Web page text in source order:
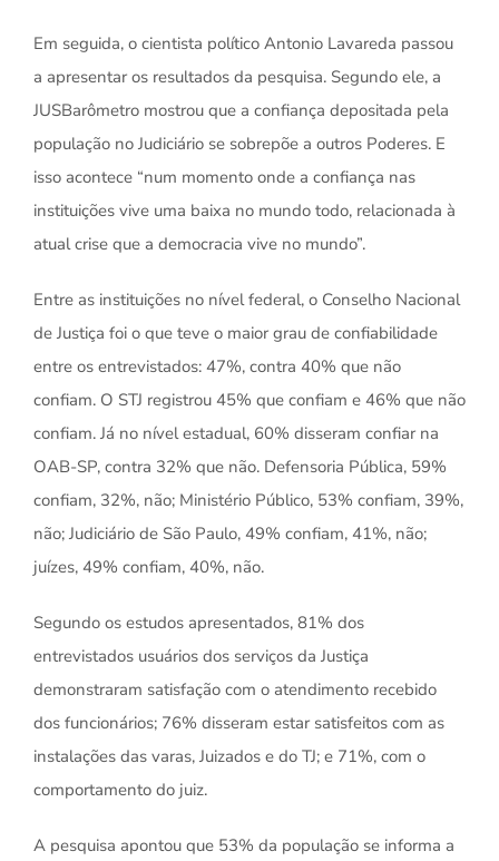
Em seguida, o cientista político Antonio Lavareda passou
a apresentar os resultados da pesquisa. Segundo ele, a
JUSBarômetro mostrou que a confiança depositada pela
população no Judiciário se sobrepõe a outros Poderes. E
isso acontece “num momento onde a confiança nas
instituições vive uma baixa no mundo todo, relacionada à
atual crise que a democracia vive no mundo”.
Entre as instituições no nível federal, o Conselho Nacional
de Justiça foi o que teve o maior grau de confiabilidade
entre os entrevistados: 47%, contra 40% que não
confiam. O STJ registrou 45% que confiam e 46% que não
confiam. Já no nível estadual, 60% disseram confiar na
OAB-SP, contra 32% que não. Defensoria Pública, 59%
confiam, 32%, não; Ministério Público, 53% confiam, 39%,
não; Judiciário de São Paulo, 49% confiam, 41%, não;
juízes, 49% confiam, 40%, não.
Segundo os estudos apresentados, 81% dos
entrevistados usuários dos serviços da Justiça
demonstraram satisfação com o atendimento recebido
dos funcionários; 76% disseram estar satisfeitos com as
instalações das varas, Juizados e do TJ; e 71%, com o
comportamento do juiz.
A pesquisa apontou que 53% da população se informa a